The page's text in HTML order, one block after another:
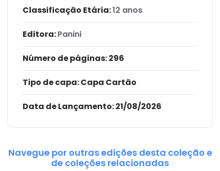
Classificação Etária:12 anos
Editora:Panini
Número de páginas: 296
Tipo de capa:Capa Cartão
Data de Lançamento:21/08/2026
Navegue por outras edições desta coleção e
de coleções relacionadas